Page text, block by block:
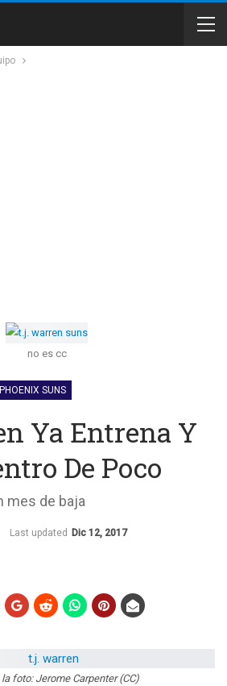
no es cc
PHOENIX SUNS
Ya Entrena Y
De Poco
mes de baja
Last updated Dic 12, 2017
foto: Jerome Carpenter (CC)